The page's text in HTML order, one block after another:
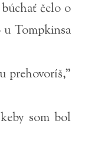
čelo o
u Tompkinsa
prehovoríš,”
som bol